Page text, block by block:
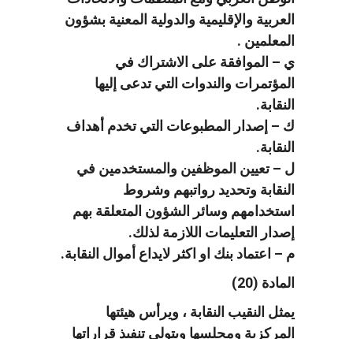
العربية والإقليمية والدولية المعنية بشؤون
المعلمين .
ي – الموافقة على الاشتراك في
المؤتمرات والندوات التي تدعى إليها
النقابة.
ك – إصدار المطبوعات التي تخدم أهداف
النقابة.
ل – تعيين الموظفين والمستخدمين في
النقابة وتحديد رواتبهم وشروط
استخدامهم وسائر الشؤون المتعلقة بهم
إصدار التعليمات اللازمة لذلك.
م – اعتماد بنك او اكثر لايداع أموال النقابة.
المادة (20)
يمثل النقيب النقابة ، ويرأس هيئتها
المركزية ومجلسها ويتولى تنفيذ قراراتها